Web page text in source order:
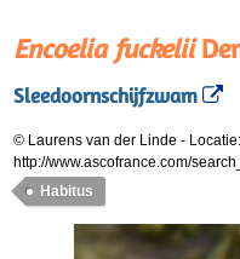
Encoelia fuckelii
Sleedoornschijfzwam
© Laurens van der Linde -
http://www.ascofrance.com/
Habitus